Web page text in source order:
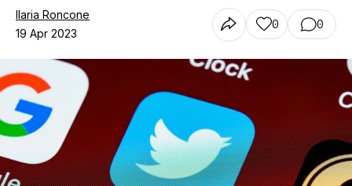
Ilaria Roncone
19 Apr 2023
0 0